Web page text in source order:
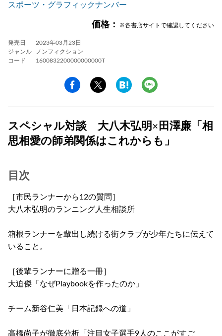
スポーツ・グラフィックナンバー
価格： ※各書店サイトで確認してください
発売日
2023年03月23日
ジャンル
ノンフィクション
コード
1600832200000000000T
スペシャル対談 大八木弘明×田澤廉「相
思相愛の師弟関係はこれからも」
目次
［市民ランナーから12の質問］
大八木弘明のランニング人生相談所
箱根ランナーを輩出し続ける街クラブが少年たちに伝えて
いること。
［後輩ランナーに贈る一冊］
大迫傑「なぜPlaybookを作ったのか」
チーム新谷仁美「日本記録への道」
高橋尚子が徹底分析「注目女子選手9人のここがすご